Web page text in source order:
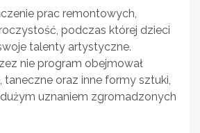
prac remontowych,
podczas której dzieci
talenty artystyczne.
nie program obejmował
oraz inne formy sztuki,
uznaniem zgromadzonych